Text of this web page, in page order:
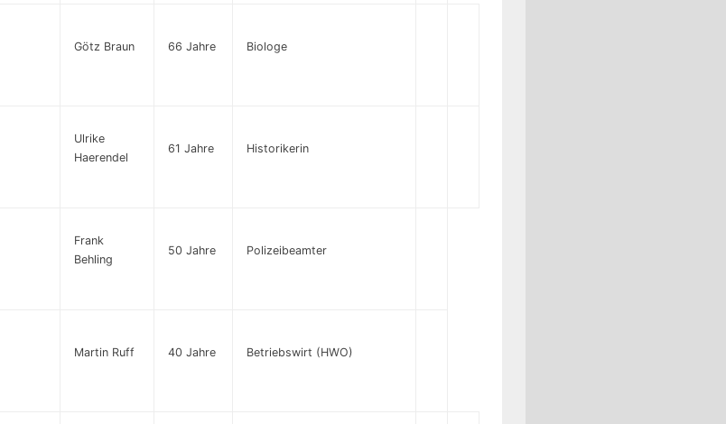
Götz Braun 66 Jahre Biologe
Ulrike
Haerendel
61 Jahre Historikerin
Frank
Behling
50 Jahre Polizeibeamter
Martin Ruff 40 Jahre Betriebswirt (HWO)